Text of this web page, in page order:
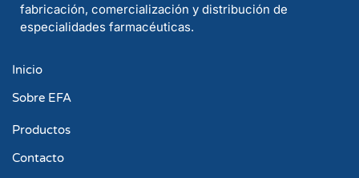
fabricación, comercialización y distribución de
especialidades farmacéuticas.
Inicio
Sobre EFA
Productos
Contacto